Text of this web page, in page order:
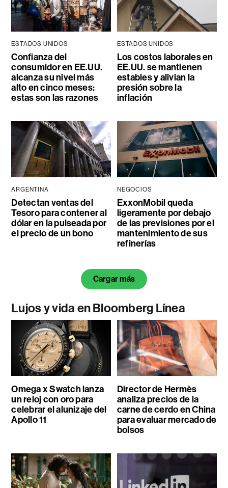
ESTADOS UNIDOS
Confianza del
consumidor en EE.UU.
alcanza su nivel más
alto en cinco meses:
estas son las razones
ESTADOS UNIDOS
Los costos laborales en
EE.UU. se mantienen
estables y alivian la
presión sobre la
inflación
ARGENTINA
Detectan ventas del
Tesoro para contener al
dólar en la pulseada por
el precio de un bono
NEGOCIOS
ExxonMobil queda
ligeramente por debajo
de las previsiones por el
mantenimiento de sus
refinerías
Cargar más
Lujos y vida en Bloomberg Línea
Omega x Swatch lanza
un reloj con oro para
celebrar el alunizaje del
Apollo 11
Director de Hermès
analiza precios de la
carne de cerdo en China
para evaluar mercado de
bolsos